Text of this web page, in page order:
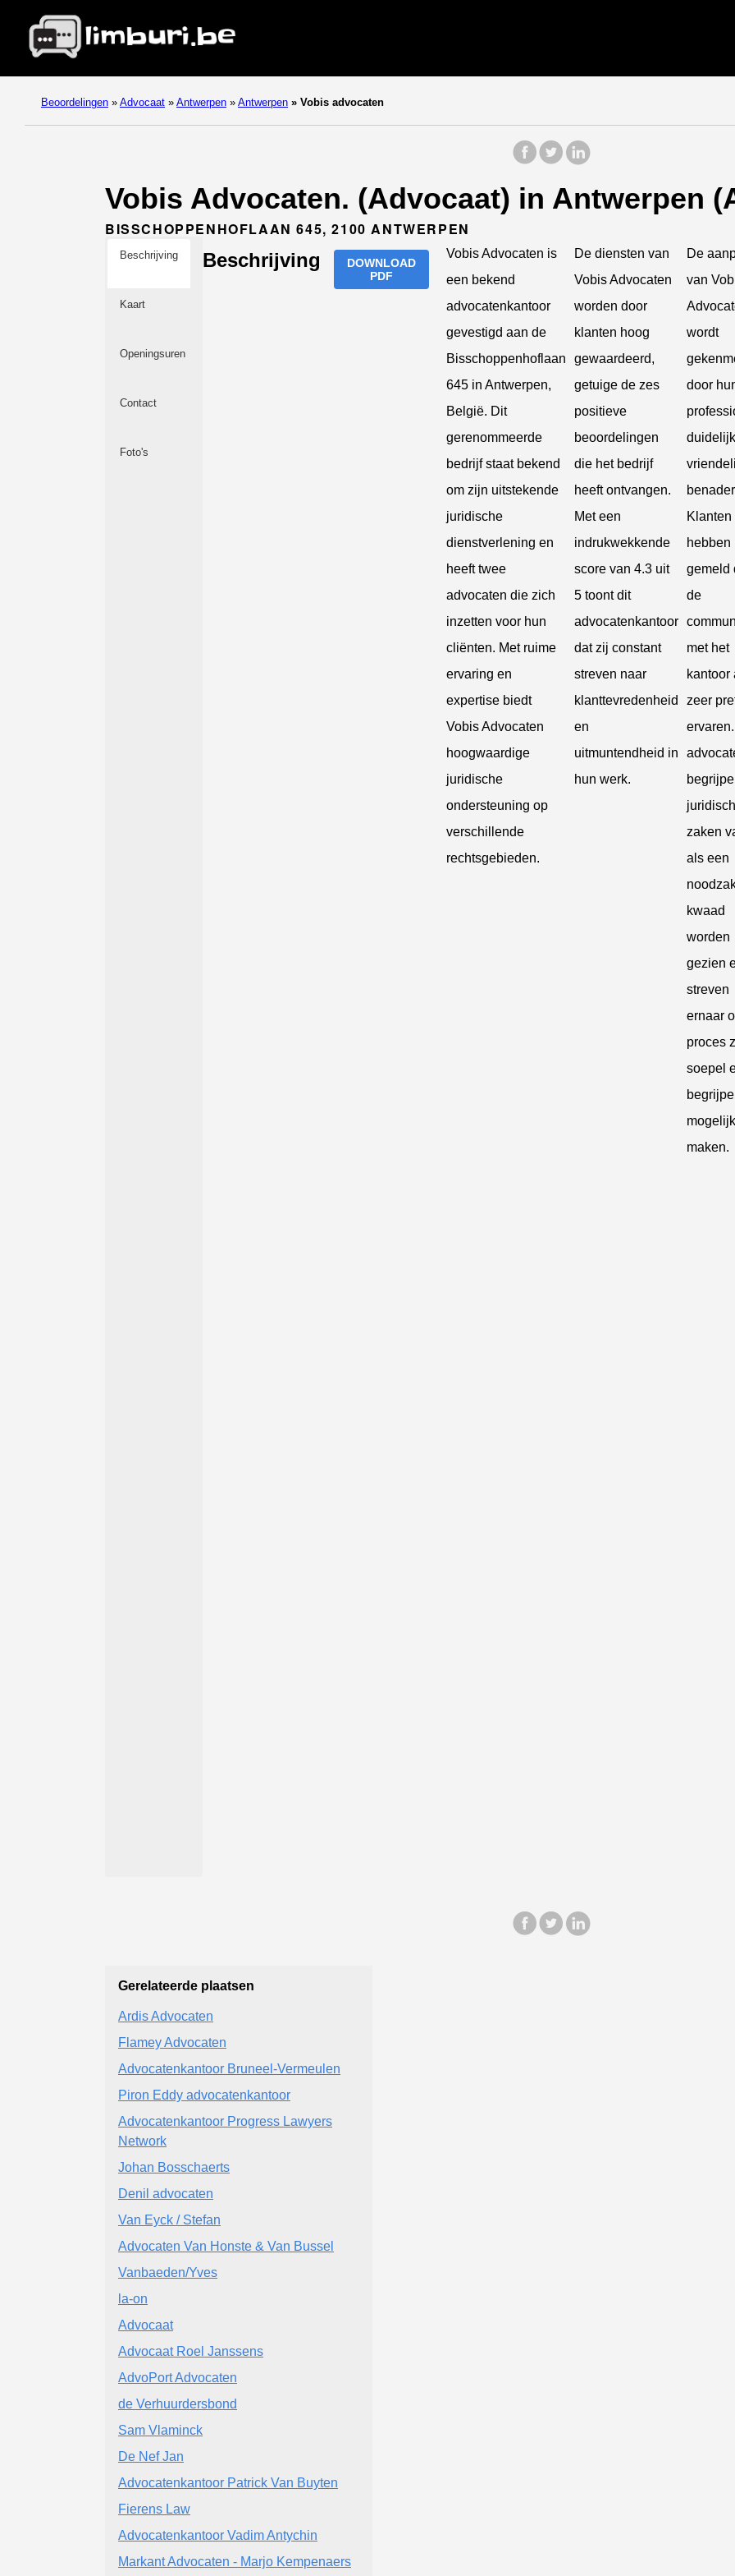
Beoordelingen » Advocaat » Antwerpen » Antwerpen » Vobis advocaten
Vobis Advocaten. (Advocaat) in Antwerpen
BISSCHOPPENHOFLAAN 645, 2100 ANTWERPEN
Beschrijving
Kaart
Openingsuren
Contact
Foto's
Beschrijving
DOWNLOAD
PDF
Vobis Advocaten is
een bekend
advocatenkantoor
gevestigd aan de
Bisschoppenhoflaan
645 in Antwerpen,
België. Dit
gerenommeerde
bedrijf staat bekend
om zijn uitstekende
juridische
dienstverlening en
heeft twee
advocaten die zich
inzetten voor hun
cliënten. Met ruime
ervaring en
expertise biedt
Vobis Advocaten
hoogwaardige
juridische
ondersteuning op
verschillende
rechtsgebieden.
De diensten van
Vobis Advocaten
worden door
klanten hoog
gewaardeerd,
getuige de zes
positieve
beoordelingen
die het bedrijf
heeft ontvangen.
Met een
indrukwekkende
score van 4.3 uit
5 toont dit
advocatenkantoor
dat zij constant
streven naar
klanttevredenheid
en
uitmuntendheid in
hun werk.
De
van
wordt
door
Klanten
hebben
gemeld
de
met het
kantoor
zeer
zaken
als een
kwaad
worden
gezien
streven
ernaar
proces
soepel
maken.
Gerelateerde plaatsen
Ardis Advocaten
Flamey Advocaten
Advocatenkantoor Bruneel-Vermeulen
Piron Eddy advocatenkantoor
Advocatenkantoor Progress Lawyers
Network
Johan Bosschaerts
Denil advocaten
Van Eyck / Stefan
Advocaten Van Honste & Van Bussel
Vanbaeden/Yves
la-on
Advocaat
Advocaat Roel Janssens
AdvoPort Advocaten
de Verhuurdersbond
Sam Vlaminck
De Nef Jan
Advocatenkantoor Patrick Van Buyten
Fierens Law
Advocatenkantoor Vadim Antychin
Markant Advocaten - Marjo Kempenaers